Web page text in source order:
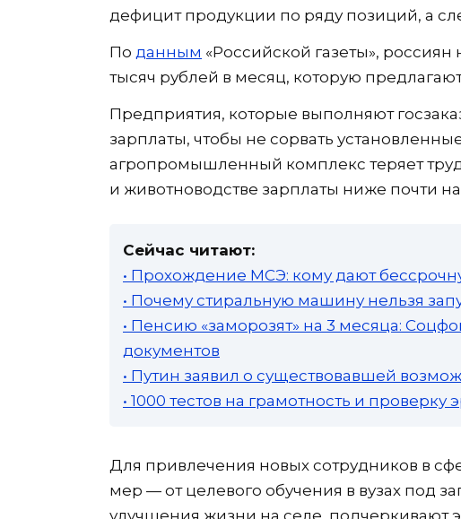
дефицит продукции по ряду позиций, а
По данным «Российской газеты», россиян
тысяч рублей в месяц, которую
Предприятия, которые выполняют
зарплаты, чтобы не сорвать
агропромышленный комплекс теряет
и животноводстве зарплаты ниже почти
Сейчас читают:
• Прохождение МСЭ: кому дают
• Почему стиральную машину нельзя
• Пенсию «заморозят» на 3 месяца:
документов
• Путин заявил о существовавшей
• 1000 тестов на грамотность и проверку
Для привлечения новых сотрудников в
мер — от целевого обучения в вузах под
улучшения жизни на селе, подчеркивают